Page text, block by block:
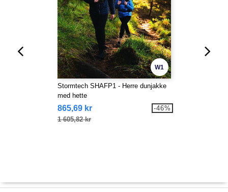
W1
Stormtech SHAFP1 - Herre dunjakke
med hette
865,69 kr
1 605,82 kr
-46%